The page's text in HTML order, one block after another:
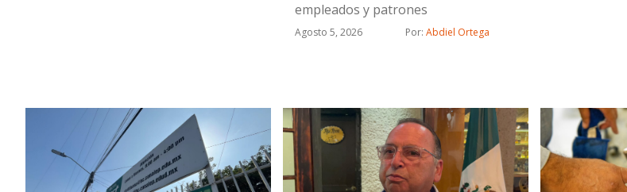
empleados y patrones
Agosto 5, 2026 Por: Abdiel Ortega